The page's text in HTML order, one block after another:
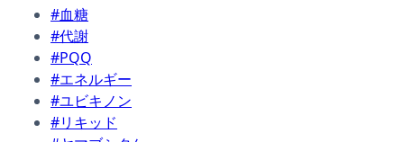
#血糖
#代謝
#PQQ
#エネルギー
#ユビキノン
#リキッド